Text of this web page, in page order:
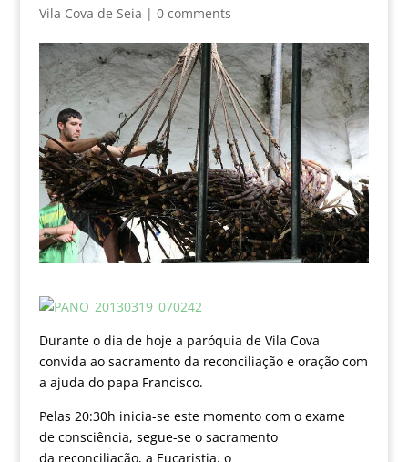
Vila Cova de Seia | 0 comments
Durante o dia de hoje a paróquia de Vila Cova
convida ao sacramento da reconciliação e oração com
a ajuda do papa Francisco.
Pelas 20:30h inicia-se este momento com o exame
de consciência, segue-se o sacramento
da reconciliação, a Eucaristia, o